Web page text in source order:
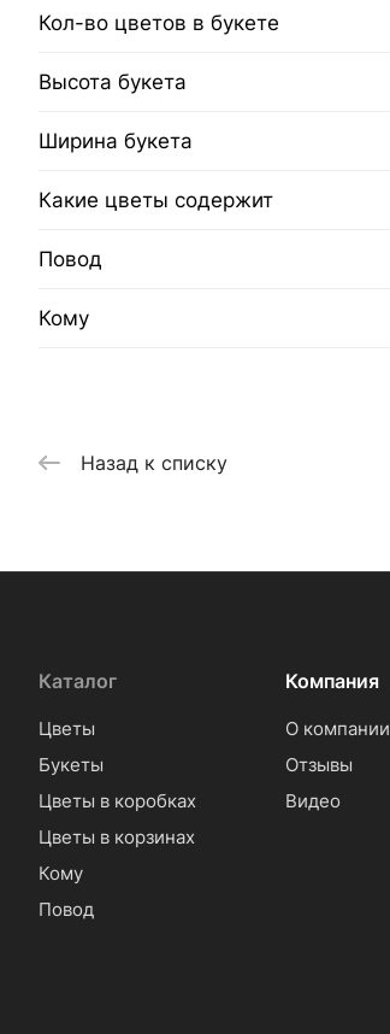
Кол-во цветов в букете
Высота букета
Ширина букета
Какие цветы содержит
Повод
Кому
Назад к списку
Каталог
Цветы
Букеты
Цветы в коробках
Цветы в корзинах
Кому
Повод
Компания
О компании
Отзывы
Видео